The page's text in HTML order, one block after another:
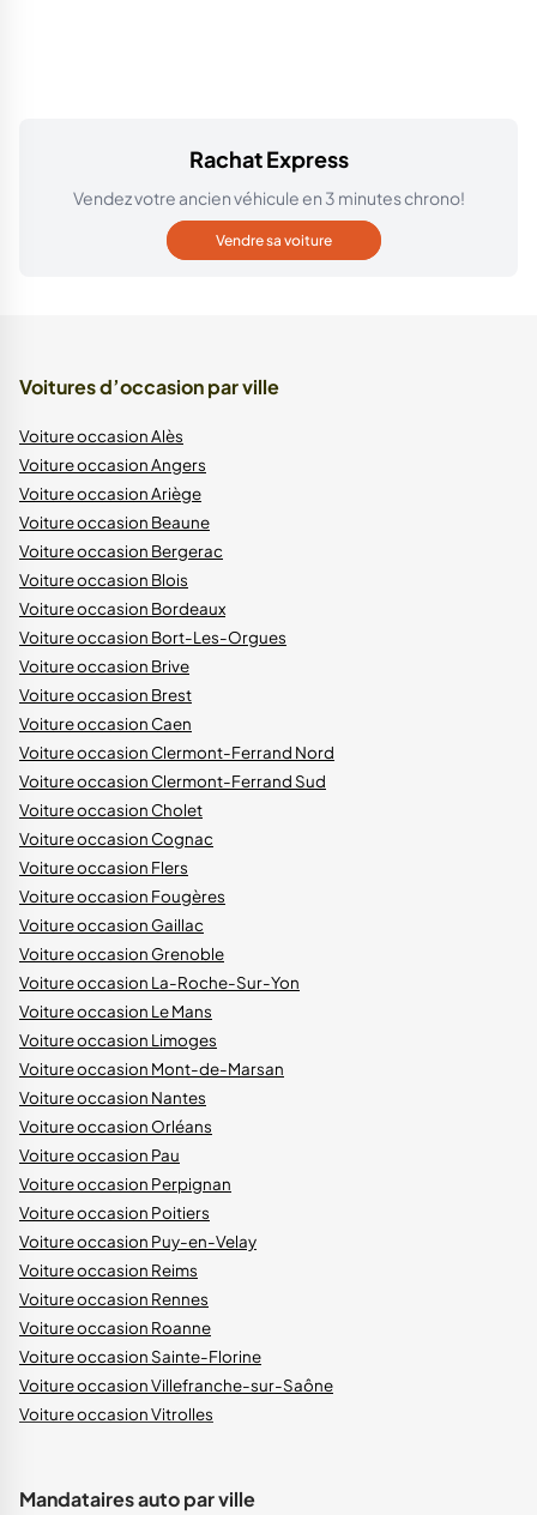
Rachat Express
Vendez votre ancien véhicule en 3 minutes chrono!
Vendre sa voiture
Voitures d’occasion par ville
Voiture occasion Alès
Voiture occasion Angers
Voiture occasion Ariège
Voiture occasion Beaune
Voiture occasion Bergerac
Voiture occasion Blois
Voiture occasion Bordeaux
Voiture occasion Bort-Les-Orgues
Voiture occasion Brive
Voiture occasion Brest
Voiture occasion Caen
Voiture occasion Clermont-Ferrand Nord
Voiture occasion Clermont-Ferrand Sud
Voiture occasion Cholet
Voiture occasion Cognac
Voiture occasion Flers
Voiture occasion Fougères
Voiture occasion Gaillac
Voiture occasion Grenoble
Voiture occasion La-Roche-Sur-Yon
Voiture occasion Le Mans
Voiture occasion Limoges
Voiture occasion Mont-de-Marsan
Voiture occasion Nantes
Voiture occasion Orléans
Voiture occasion Pau
Voiture occasion Perpignan
Voiture occasion Poitiers
Voiture occasion Puy-en-Velay
Voiture occasion Reims
Voiture occasion Rennes
Voiture occasion Roanne
Voiture occasion Sainte-Florine
Voiture occasion Villefranche-sur-Saône
Voiture occasion Vitrolles
Mandataires auto par ville